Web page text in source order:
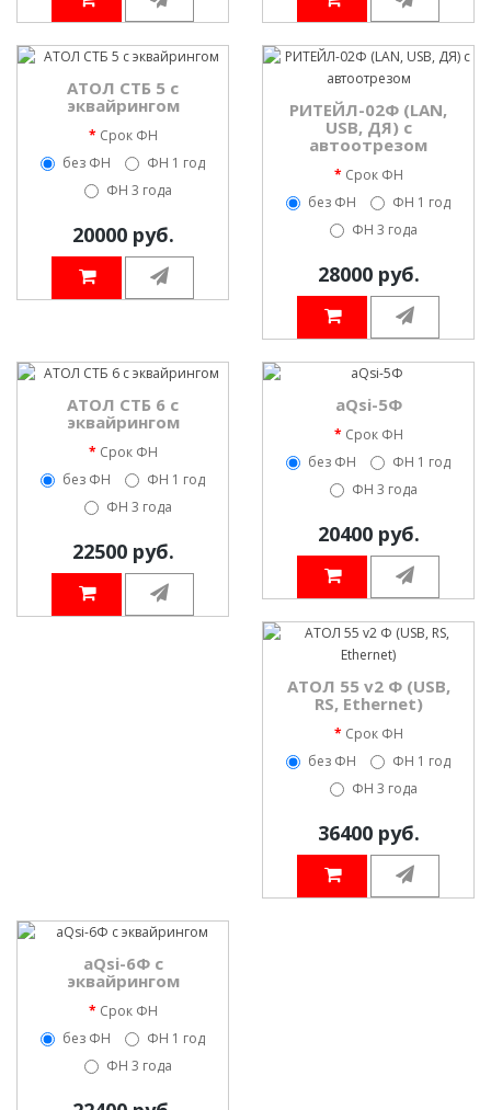
АТОЛ СТБ 5 с
эквайрингом
Срок ФН
без ФН
ФН 1 год
ФН 3 года
20000 руб.
РИТЕЙЛ-02Ф (LAN,
USB, ДЯ) с
автоотрезом
Срок ФН
без ФН
ФН 1 год
ФН 3 года
28000 руб.
АТОЛ СТБ 6 с
эквайрингом
Срок ФН
без ФН
ФН 1 год
ФН 3 года
22500 руб.
aQsi-5Ф
Срок ФН
без ФН
ФН 1 год
ФН 3 года
20400 руб.
АТОЛ 55 v2 Ф (USB,
RS, Ethernet)
Срок ФН
без ФН
ФН 1 год
ФН 3 года
36400 руб.
aQsi-6Ф с
эквайрингом
Срок ФН
без ФН
ФН 1 год
ФН 3 года